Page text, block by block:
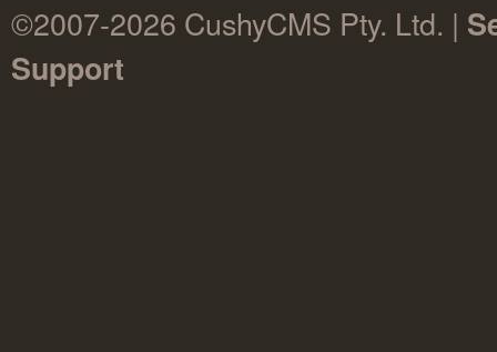
©2007-2026 CushyCMS Pty. Ltd. |
Support